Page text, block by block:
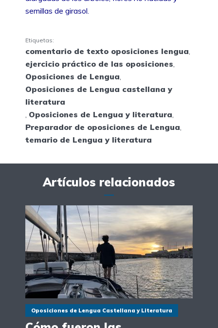
semillas de girasol.
Etiquetas:
comentario de texto oposiciones lengua,
ejercicio práctico de las oposiciones,
Oposiciones de Lengua,
Oposiciones de Lengua castellana y
literatura
, Oposiciones de Lengua y literatura,
Preparador de oposiciones de Lengua,
temario de Lengua y literatura
Artículos relacionados
Oposiciones de Lengua Castellana y Literatura